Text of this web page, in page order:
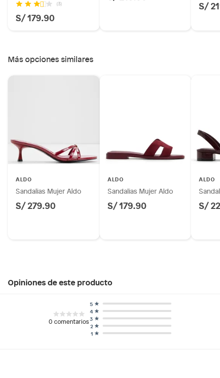
(3)
S/ 179.90
S/
Más opciones similares
ALDO
Sandalias Mujer Aldo
S/ 279.90
ALDO
Sandalias Mujer Aldo
S/ 179.90
ALDO
S/
Opiniones de este producto
0comentarios
1
2
3
4
5